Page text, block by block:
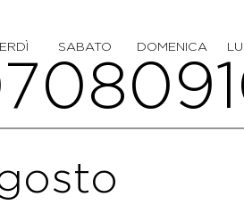
SABATO
08 DOMENICA
09